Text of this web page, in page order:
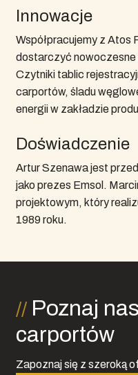
Innowacje
Współpracujemy z Atos
dostarczyć
Czytniki tablic
carportów, śladu
energii w zakładzie
Doświadczenie
Artur Szenawa jest
jako prezes Emsol.
projektowym, który
1989 roku.
Poznaj
carportów
Zapoznaj się z szeroką